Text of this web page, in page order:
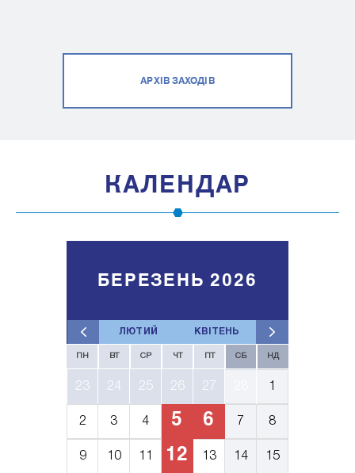
АРХІВ ЗАХОДІВ
КАЛЕНДАР
ЛЮТИЙ КВІТЕНЬ
БЕРЕЗЕНЬ 2026
ПН ВТ СР ЧТ ПТ СБ НД
23 24 25 26 27 1
2 3 4 5 6 7 8
9 10 11 12 13 14 15